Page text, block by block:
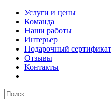
Перейти
содержимому
Услуги и цены
Команда
Наши работы
Интерьер
Подарочный сертификат
Отзывы
Контакты
Search